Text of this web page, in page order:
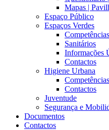
Mapas |
Espaço Público
Espaços Verdes
Competências
Sanitários
Informações
Contactos
Higiene Urbana
Competências
Contactos
Juventude
Segurança e
Documentos
Contactos